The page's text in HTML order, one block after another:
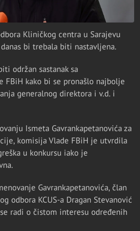
Kliničkog centra u Sarajevu
bi trebala biti nastavljena.
održan sastanak sa
FBiH kako bi se pronašlo najbolje
generalnog direktora i v.d. i
Ismeta Gavrankapetanovića za
komisija Vlade FBiH je utvrdila
u konkursu iako je
Gavrankapetanovića, član
odbora KCUS-a Dragan Stevanović
radi o čistom interesu određenih